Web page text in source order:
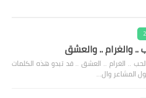
.. والغرام .. والعشق
.. الغرام .. العشق .. قد تبدو هذه الكلمات
المشاعر وال…